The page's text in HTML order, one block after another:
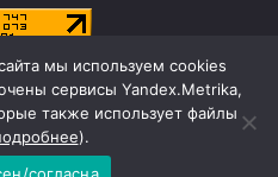
мы используем cookies
сервисы Yandex.Metrika,
также использует файлы
).
согласна